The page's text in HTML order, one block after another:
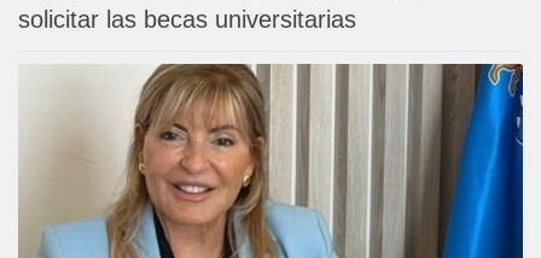
solicitar las becas universitarias